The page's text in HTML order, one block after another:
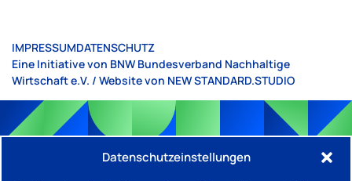
Datenschutzeinstellungen
IMPRESSUMDATENSCHUTZ
Eine Initiative von BNW Bundesverband Nachhaltige
Wirtschaft e.V. / Website von NEW STANDARD.STUDIO